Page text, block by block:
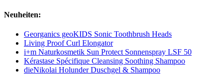
Neuheiten:
Georganics geoKIDS Sonic Toothbrush Heads
Living Proof Curl Elongator
i+m Naturkosmetik Sun Protect Sonnenspray LSF 50
Kérastase Spécifique Cleansing Soothing Shampoo
dieNikolai Holunder Duschgel & Shampoo